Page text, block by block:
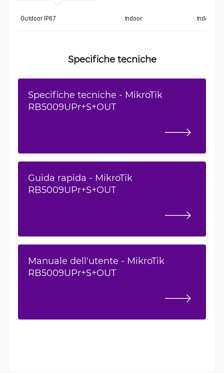
Outdoor IP67 Indoor Indoor
Specifiche tecniche
Specifiche tecniche - MikroTik
RB5009UPr+S+OUT
Guida rapida - MikroTik
RB5009UPr+S+OUT
Manuale dell'utente - MikroTik
RB5009UPr+S+OUT